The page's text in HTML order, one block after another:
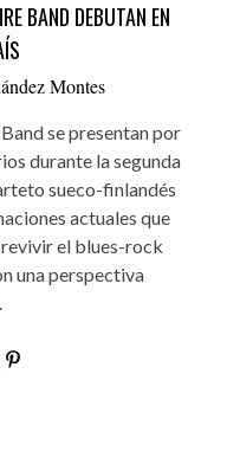
BAND DEBUTAN EN
Montes
se presentan por
durante la segunda
sueco-finlandés
actuales que
el blues-rock
una perspectiva